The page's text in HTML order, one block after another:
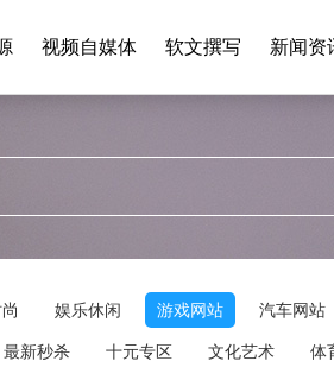
视频自媒体 软文撰写 新闻资
娱乐休闲 游戏网站 汽车网站
最新秒杀 十元专区 文化艺术 体